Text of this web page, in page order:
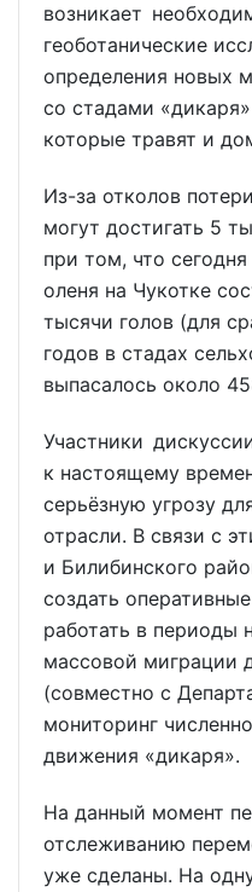
возникает
геоботанические
определения новых
со стадами
которые травят и
Из-за отколов
могут достигать 5
при том, что
оленя на Чукотке
тысячи голов (для
годов в стадах
выпасалось около
Участники
к настоящему
серьёзную угрозу
отрасли. В связи с
и Билибинского
создать
работать в периоды
массовой миграции
(совместно с
мониторинг
движения «дикаря».
На данный момент
отслеживанию
уже сделаны. На